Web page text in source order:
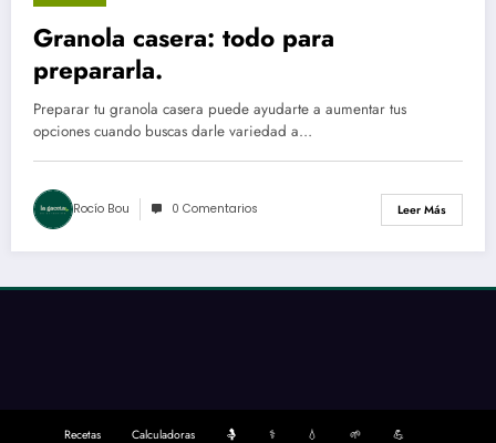
Granola casera: todo para
prepararla.
Preparar tu granola casera puede ayudarte a aumentar tus
opciones cuando buscas darle variedad a…
Rocío Bou 0 Comentarios Leer Más
Recetas Calculadoras 🤱 ⚕️ 💧 🌱 💪